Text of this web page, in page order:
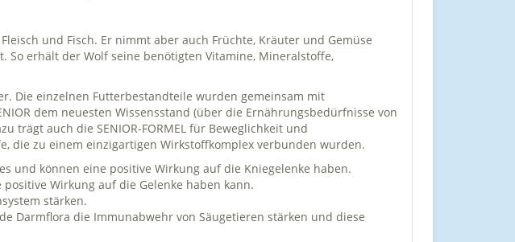
und Fisch. Er nimmt aber auch Früchte, Kräuter und Gemüse
erhält der Wolf seine benötigten Vitamine, Mineralstoffe,
Die einzelnen Futterbestandteile wurden gemeinsam mit
dem neuesten Wissensstand (über die Ernährungsbedürfnisse von
trägt auch die SENIOR-FORMEL für Beweglichkeit und
die zu einem einzigartigen Wirkstoffkomplex verbunden wurden.
und können eine positive Wirkung auf die Kniegelenke haben.
Wirkung auf die Gelenke haben kann.
stärken.
Darmflora die Immunabwehr von Säugetieren stärken und diese